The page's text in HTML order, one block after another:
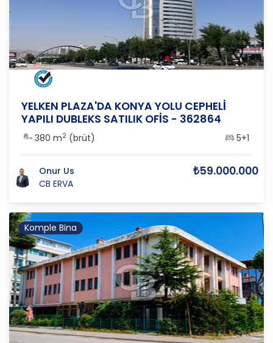
YELKEN PLAZA'DA KONYA YOLU CEPHELİ
YAPILI DUBLEKS SATILIK OFİS - 362864
380 m2 (brüt) 5+1
Onur Us
CB ERVA
₺59.000.000
Komple Bina